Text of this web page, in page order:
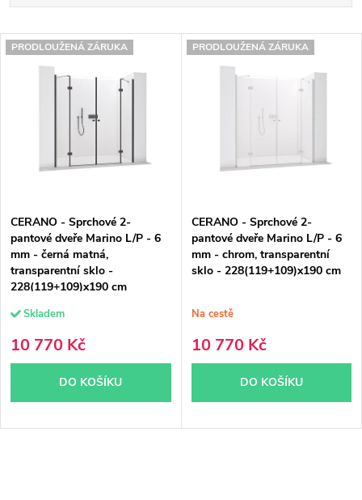
z
r
o
d
u
k
t
ů
Nejdražší
Nejprodávanější
V
r
o
d
u
k
t
ů
PRODLOUŽENÁ ZÁRUKA
CERANO - Sprchové 2-
pantové dveře Marino L/P - 6
mm - černá matná,
transparentní sklo -
228(119+109)x190 cm
Skladem
10 770 Kč
DO KOŠÍKU
PRODLOUŽENÁ ZÁRUKA
CERANO - Sprchové 2-
pantové dveře Marino L/P - 6
mm - chrom, transparentní
sklo - 228(119+109)x190 cm
Na cestě
10 770 Kč
DO KOŠÍKU